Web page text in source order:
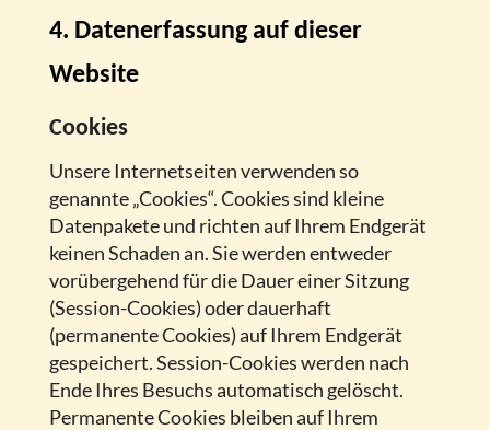
4. Datenerfassung auf dieser
Website
Cookies
Unsere Internetseiten verwenden so
genannte „Cookies“. Cookies sind kleine
Datenpakete und richten auf Ihrem Endgerät
keinen Schaden an. Sie werden entweder
vorübergehend für die Dauer einer Sitzung
(Session-Cookies) oder dauerhaft
(permanente Cookies) auf Ihrem Endgerät
gespeichert. Session-Cookies werden nach
Ende Ihres Besuchs automatisch gelöscht.
Permanente Cookies bleiben auf Ihrem